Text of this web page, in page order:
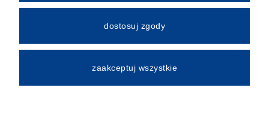
Numer konta bankowego
All Rights Reserved © 2026 Mimari.com.pl
dostosuj zgody
zaakceptuj wszystkie